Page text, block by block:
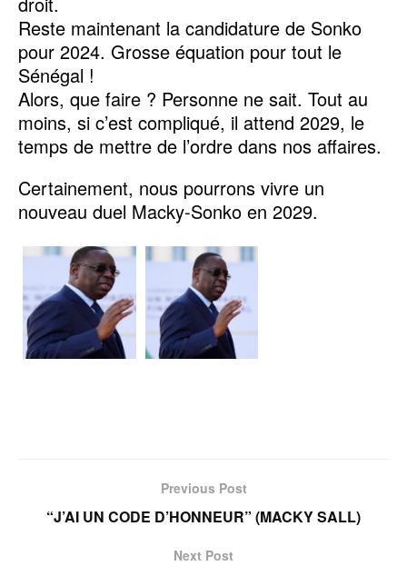
Reste maintenant la candidature de Sonko
pour 2024. Grosse équation pour tout le
Sénégal !
Alors, que faire ? Personne ne sait. Tout au
moins, si c’est compliqué, il attend 2029, le
temps de mettre de l’ordre dans nos affaires.
Certainement, nous pourrons vivre un
nouveau duel Macky-Sonko en 2029.
Previous Post
“J’AI UN CODE D’HONNEUR” (MACKY SALL)
Next Post